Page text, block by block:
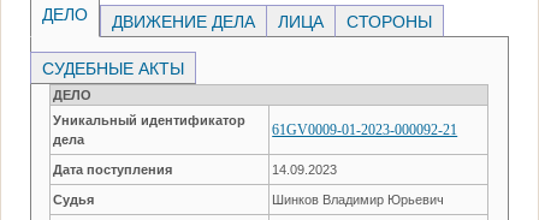
ДЕЛО ДВИЖЕНИЕ ДЕЛА ЛИЦА СТОРОНЫ
СУДЕБНЫЕ АКТЫ
ДЕЛО
Уникальный идентификатор
дела
61GV0009-01-2023-000092-21
Дата поступления 14.09.2023
Судья Шинков Владимир Юрьевич